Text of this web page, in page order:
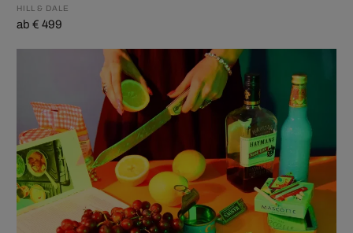
HILL & DALE
ab € 499